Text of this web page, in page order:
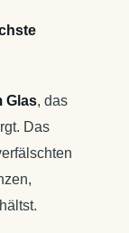
Glas, das
Das